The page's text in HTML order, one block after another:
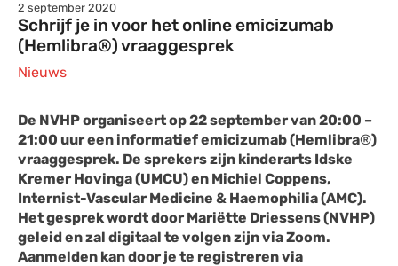
2 september 2020
Schrijf je in voor het online emicizumab
(Hemlibra®) vraaggesprek
Nieuws
De NVHP organiseert op 22 september van 20:00 –
21:00 uur een informatief emicizumab (Hemlibra®)
vraaggesprek. De sprekers zijn kinderarts Idske
Kremer Hovinga (UMCU) en Michiel Coppens,
Internist-Vascular Medicine & Haemophilia (AMC).
Het gesprek wordt door Mariëtte Driessens (NVHP)
geleid en zal digitaal te volgen zijn via Zoom.
Aanmelden kan door je te registreren via